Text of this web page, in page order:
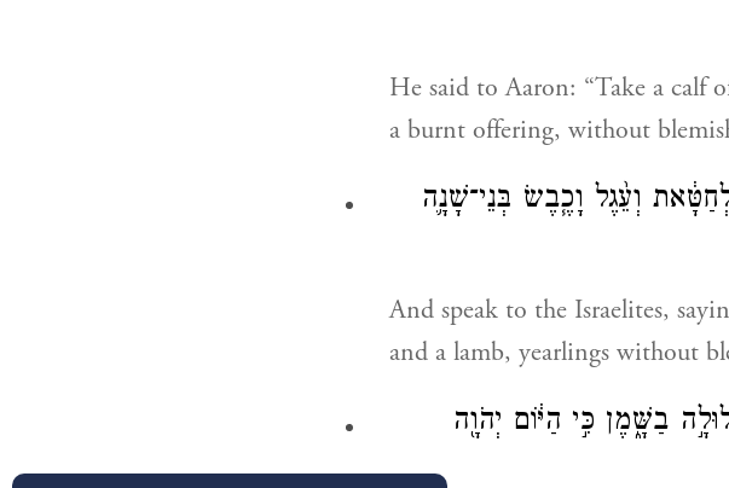
He said to Aaron: “Take a calf
a burnt offering, without
וְעֵ֨גֶל וָכֶ֧בֶשׂ בְּנֵי־שָׁנָ֛ה
And speak to the Israelites,
and a lamb, yearlings without
בַשָּׁ֑מֶן כִּ֣י הַיּ֔וֹם יְהֹוָ֖ה